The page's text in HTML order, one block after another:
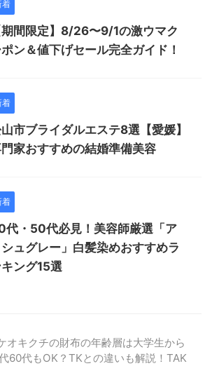
着
期間限定】8/26〜9/1の激ウマク
ン＆値下げセール完全ガイド！
着
市ブライダルエステ8選【愛媛】
家おすすめの結婚準備美容
着
代・50代必見！美容師厳選「ア
シュグレー」白髪染めおすすめラ
キング15選
オキクチの財布の年齢層は大学生から
60代もOK？TKとの違いも解説！TAK